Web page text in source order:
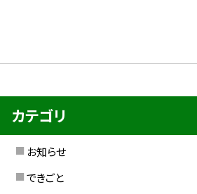
カテゴリ
お知らせ
できごと